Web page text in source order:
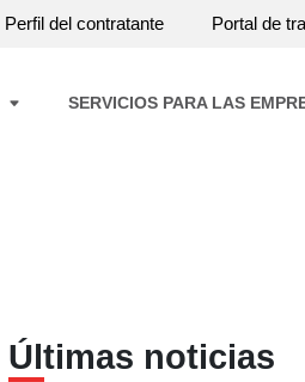
Perfil del contratante Portal de
SERVICIOS PARA LAS
Últimas noticias